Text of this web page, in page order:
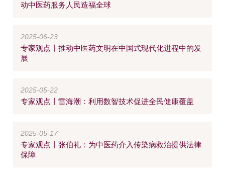
动中医药服务人民造福全球
2025-06-23
专家观点丨推动中医药文明在中国式现代化进程中的发
展
2025-05-22
专家观点丨雷海潮：利用数智技术促进全民健康覆盖
2025-05-17
专家观点丨张伯礼：为中医药介入传染病救治提供法律
保障